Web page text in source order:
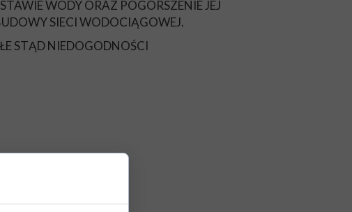
WODY ORAZ POGORSZENIE JEJ
SIECI WODOCIĄGOWEJ.
STĄD NIEDOGODNOŚCI